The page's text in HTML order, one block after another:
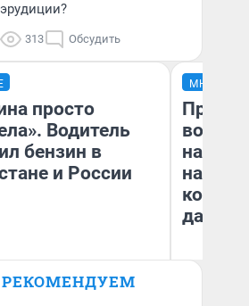
эрудиции?
313 Обсудить
просто
Водитель
бензин в
и России
Анатолий Кузнецов
МНЕНИЕ
нам
даже
РЕКОМЕНДУЕМ